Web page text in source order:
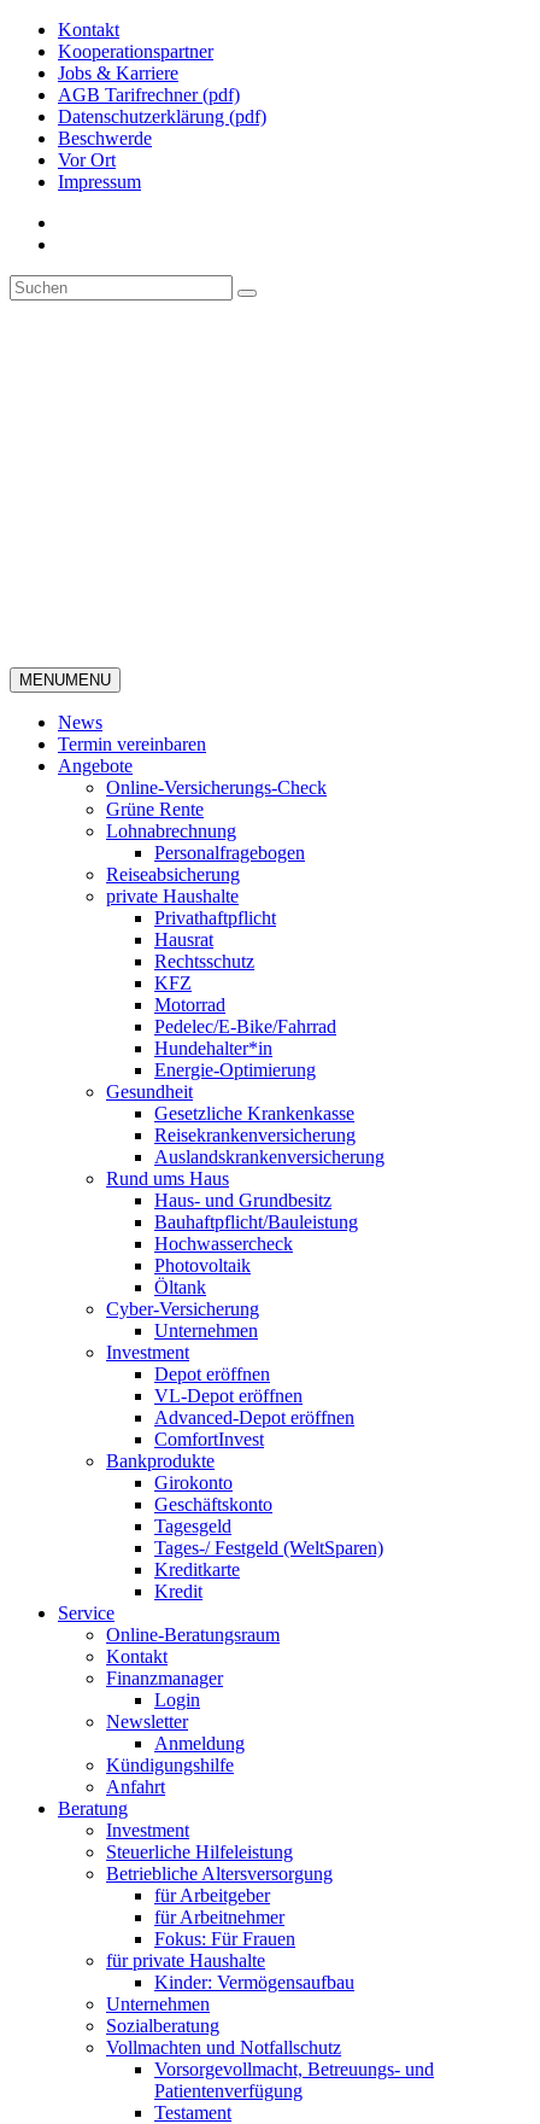
Kontakt
Kooperationspartner
Jobs & Karriere
AGB Tarifrechner (pdf)
Datenschutzerklärung (pdf)
Beschwerde
Vor Ort
Impressum
MENUMENU
News
Termin vereinbaren
Angebote
Online-Versicherungs-Check
Grüne Rente
Lohnabrechnung
Personalfragebogen
Reiseabsicherung
private Haushalte
Privathaftpflicht
Hausrat
Rechtsschutz
KFZ
Motorrad
Pedelec/E-Bike/Fahrrad
Hundehalter*in
Energie-Optimierung
Gesundheit
Gesetzliche Krankenkasse
Reisekrankenversicherung
Auslandskrankenversicherung
Rund ums Haus
Haus- und Grundbesitz
Bauhaftpflicht/Bauleistung
Hochwassercheck
Photovoltaik
Öltank
Cyber-Versicherung
Unternehmen
Investment
Depot eröffnen
VL-Depot eröffnen
Advanced-Depot eröffnen
ComfortInvest
Bankprodukte
Girokonto
Geschäftskonto
Tagesgeld
Tages-/ Festgeld (WeltSparen)
Kreditkarte
Kredit
Service
Online-Beratungsraum
Kontakt
Finanzmanager
Login
Newsletter
Anmeldung
Kündigungshilfe
Anfahrt
Beratung
Investment
Steuerliche Hilfeleistung
Betriebliche Altersversorgung
für Arbeitgeber
für Arbeitnehmer
Fokus: Für Frauen
für private Haushalte
Kinder: Vermögensaufbau
Unternehmen
Sozialberatung
Vollmachten und Notfallschutz
Vorsorgevollmacht, Betreuungs- und
Patientenverfügung
Testament